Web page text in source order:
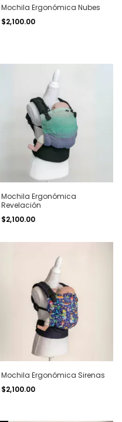
Mochila Ergonómica Nubes
$2,100.00
Mochila Ergonómica
Revelación
$2,100.00
Mochila Ergonómica Sirenas
$2,100.00